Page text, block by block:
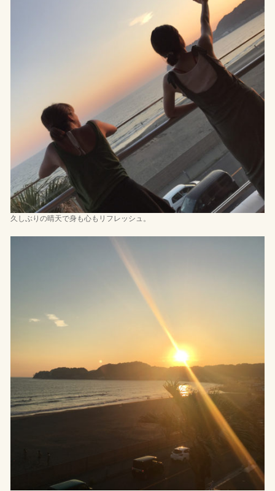
久しぶりの晴天で身も心もリフレッシュ。